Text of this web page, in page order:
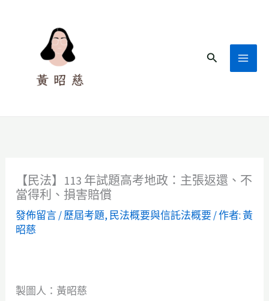
搜
【民法】113 年試題高考地政：主張返還、不
當得利、損害賠償
發佈留言/歷屆考題, 民法概要與信託法概要 / 作者:黃
昭慈
製圖人：黃昭慈